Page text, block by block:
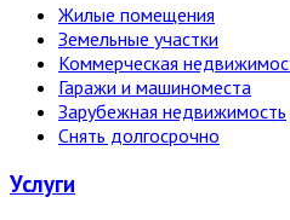
Жилые помещения
Земельные участки
Коммерческая
Гаражи и машиноместа
Зарубежная недвижимость
Снять долгосрочно
Услуги